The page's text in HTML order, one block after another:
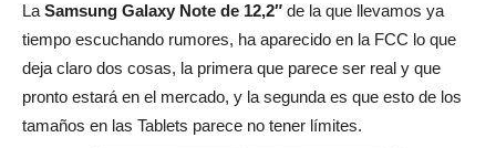
La Samsung Galaxy Note de 12,2″ de la que llevamos ya
tiempo escuchando rumores, ha aparecido en la FCC lo que
deja claro dos cosas, la primera que parece ser real y que
pronto estará en el mercado, y la segunda es que esto de los
tamaños en las Tablets parece no tener límites.